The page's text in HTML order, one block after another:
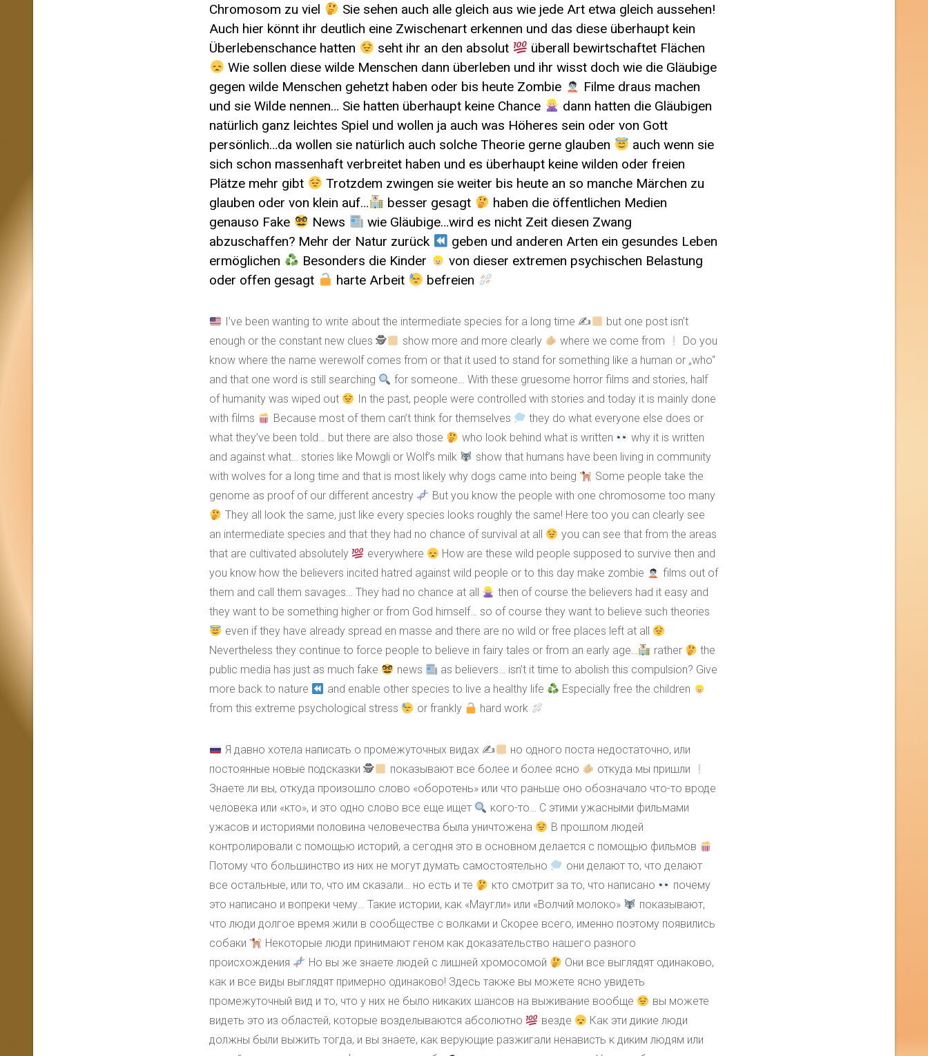
Chromosom zu viel
Sie sehen auch alle gleich aus wie jede Art etwa gleich aussehen!
Auch hier könnt ihr deutlich eine Zwischenart erkennen und das diese überhaupt kein
Überlebenschance hatten
seht ihr an den absolut
überall bewirtschaftet Flächen
Wie sollen diese wilde Menschen dann überleben und ihr wisst doch wie die Gläubige
gegen wilde Menschen gehetzt haben oder bis heute Zombie
Filme draus machen
und sie Wilde nennen… Sie hatten überhaupt keine Chance
dann hatten die Gläubigen
natürlich ganz leichtes Spiel und wollen ja auch was Höheres sein oder von Gott
persönlich…da wollen sie natürlich auch solche Theorie gerne glauben
auch wenn sie
sich schon massenhaft verbreitet haben und es überhaupt keine wilden oder freien
Plätze mehr gibt
Trotzdem zwingen sie weiter bis heute an so manche Märchen zu
glauben oder von klein auf…
besser gesagt
haben die öffentlichen Medien
genauso Fake
News
wie Gläubige…wird es nicht Zeit diesen Zwang
abzuschaffen? Mehr der Natur zurück
geben und anderen Arten ein gesundes Leben
ermöglichen
Besonders die Kinder
von dieser extremen psychischen Belastung
oder offen gesagt
harte Arbeit befreien
I’ve been wanting to write about the intermediate species for a long time ✍
but one post isn’t
enough or the constant new clues 🕵
show more and more clearly where we come from
Do you
know where the name werewolf comes from or that it used to stand for something like a human or „who“
and that one word is still searching
for someone… With these gruesome horror films and stories, half
of humanity was wiped out
In the past, people were controlled with stories and today it is mainly done
with films
Because most of them can’t think for themselves
they do what everyone else does or
what they’ve been told… but there are also those
who look behind what is written
why it is written
and against what… stories like Mowgli or Wolf’s milk
show that humans have been living in community
with wolves for a long time and that is most likely why dogs came into being
Some people take the
genome as proof of our different ancestry
But you know the people with one chromosome too many
They all look the same, just like every species looks roughly the same! Here too you can clearly see
an intermediate species and that they had no chance of survival at all
you can see that from the areas
that are cultivated absolutely
everywhere
How are these wild people supposed to survive then and
you know how the believers incited hatred against wild people or to this day make zombie
films out of
them and call them savages… They had no chance at all
then of course the believers had it easy and
they want to be something higher or from God himself… so of course they want to believe such theories
even if they have already spread en masse and there are no wild or free places left at all
Nevertheless they continue to force people to believe in fairy tales or from an early age…
rather
the ​​
public media has just as much fake
news
as believers… isn’t it time to abolish this compulsion? Give
more back to nature
and enable other species to live a healthy life
Especially free the children
from this extreme psychological stress
or frankly hard work
Я давно хотела написать о промежуточных видах ✍
но одного поста недостаточно, или
постоянные новые подсказки 🕵
показывают все более и более ясно
откуда мы пришли
Знаете ли вы, откуда произошло слово «оборотень» или что раньше оно обозначало что-то вроде
человека или «кто», и это одно слово все еще ищет
кого-то… С этими ужасными фильмами
ужасов и историями половина человечества была уничтожена
В прошлом людей
контролировали с помощью историй, а сегодня это в основном делается с помощью фильмов
Потому что большинство из них не могут думать самостоятельно
они делают то, что делают
все остальные, или то, что им сказали… но есть и те
кто смотрит за то, что написано
почему
это написано и вопреки чему… Такие истории, как «Маугли» или «Волчий молоко»
показывают,
что люди долгое время жили в сообществе с волками и Скорее всего, именно поэтому появились
собаки
Некоторые люди принимают геном как доказательство нашего разного
происхождения
Но вы же знаете людей с лишней хромосомой
Они все выглядят одинаково,
как и все виды выглядят примерно одинаково! Здесь также вы можете ясно увидеть
промежуточный вид и то, что у них не было никаких шансов на выживание вообще
вы можете
видеть это из областей, которые возделываются абсолютно
везде
Как эти дикие люди
должны были выжить тогда, и вы знаете, как верующие разжигали ненависть к диким людям или